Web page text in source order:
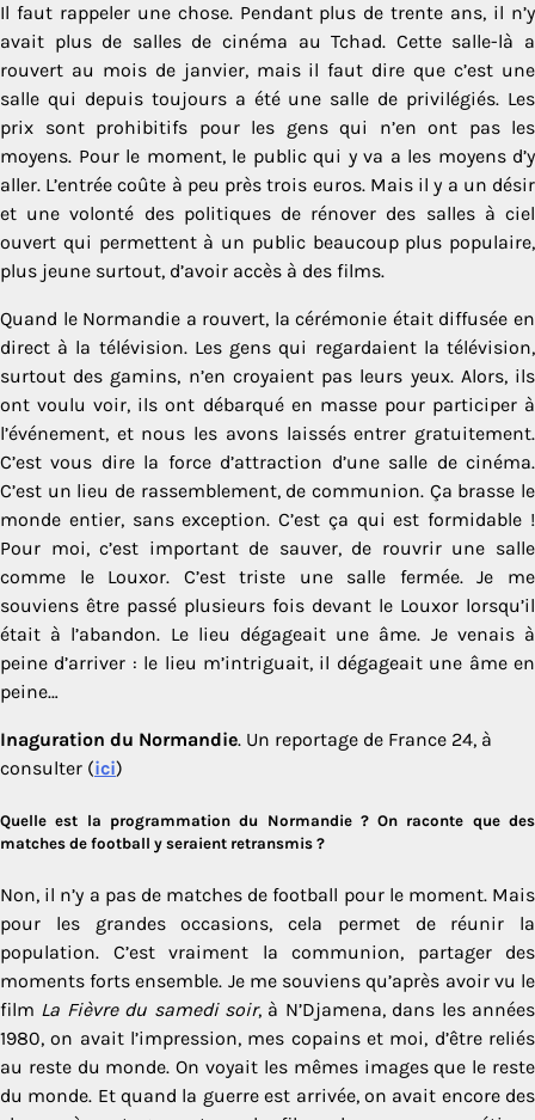
Il faut rappeler une chose. Pendant plus de trente ans, il n’y
avait plus de salles de cinéma au Tchad. Cette salle-là a
rouvert au mois de janvier, mais il faut dire que c’est une
salle qui depuis toujours a été une salle de privilégiés. Les
prix sont prohibitifs pour les gens qui n’en ont pas les
moyens. Pour le moment, le public qui y va a les moyens d’y
aller. L’entrée coûte à peu près trois euros. Mais il y a un désir
et une volonté des politiques de rénover des salles à ciel
ouvert qui permettent à un public beaucoup plus populaire,
plus jeune surtout, d’avoir accès à des films.
Quand le Normandie a rouvert, la cérémonie était diffusée en
direct à la télévision. Les gens qui regardaient la télévision,
surtout des gamins, n’en croyaient pas leurs yeux. Alors, ils
ont voulu voir, ils ont débarqué en masse pour participer à
l’événement, et nous les avons laissés entrer gratuitement.
C’est vous dire la force d’attraction d’une salle de cinéma.
C’est un lieu de rassemblement, de communion. Ça brasse le
monde entier, sans exception. C’est ça qui est formidable !
Pour moi, c’est important de sauver, de rouvrir une salle
comme le Louxor. C’est triste une salle fermée. Je me
souviens être passé plusieurs fois devant le Louxor lorsqu’il
était à l’abandon. Le lieu dégageait une âme. Je venais à
peine d’arriver : le lieu m’intriguait, il dégageait une âme en
peine…
Inaguration du Normandie. Un reportage de France 24, à
consulter (ici)
Quelle est la programmation du Normandie ? On raconte que des
matches de football y seraient retransmis ?
Non, il n’y a pas de matches de football pour le moment. Mais
pour les grandes occasions, cela permet de réunir la
population. C’est vraiment la communion, partager des
moments forts ensemble. Je me souviens qu’après avoir vu le
film La Fièvre du samedi soir, à N’Djamena, dans les années
1980, on avait l’impression, mes copains et moi, d’être reliés
au reste du monde. On voyait les mêmes images que le reste
du monde. Et quand la guerre est arrivée, on avait encore des